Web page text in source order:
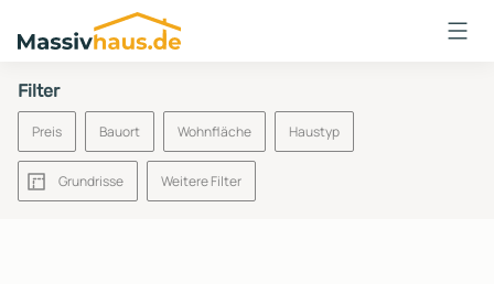
Massivhaus
Logo
Anmelden
Filter
Preis Bauort Wohnfläche Haustyp
Grundrisse Weitere Filter